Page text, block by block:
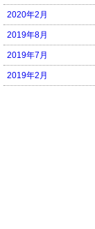
2020年2月
2019年8月
2019年7月
2019年2月